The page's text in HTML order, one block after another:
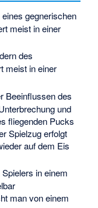
gegnerischen
meist in einer
des
meist in einer
Beeinflussen des
und
fliegenden Pucks
Spielzug erfolgt
auf dem Eis
in einem
man von einem